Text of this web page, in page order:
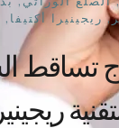
, ريجينيرا أكتيفا ,
تساقط